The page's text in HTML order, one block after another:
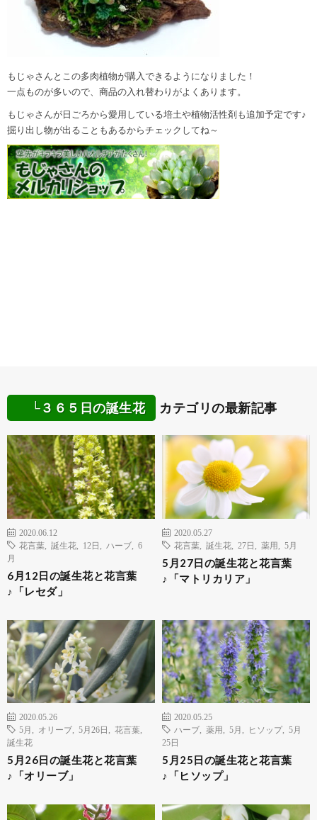
もじゃさんとこの多肉植物が購入できるようになりました！
一点ものが多いので、商品の入れ替わりがよくあります。
もじゃさんが日ごろから愛用している培土や植物活性剤も追加予定です♪
掘り出し物が出ることもあるからチェックしてね～
└３６５日の誕生花 カテゴリの最新記事
2020.06.12
花言葉
誕生花 12日 ハーブ
6
月
6月12日の誕生花と花言葉
♪「レセダ」
2020.05.27
花言葉
誕生花 27日 薬用 5月
5月27日の誕生花と花言葉
♪「マトリカリア」
2020.05.26
5月
オリーブ 5月26日 花言葉
誕生花
5月26日の誕生花と花言葉
♪「オリーブ」
2020.05.25
ハーブ
薬用 5月 ヒソップ
5月
25日
5月25日の誕生花と花言葉
♪「ヒソップ」